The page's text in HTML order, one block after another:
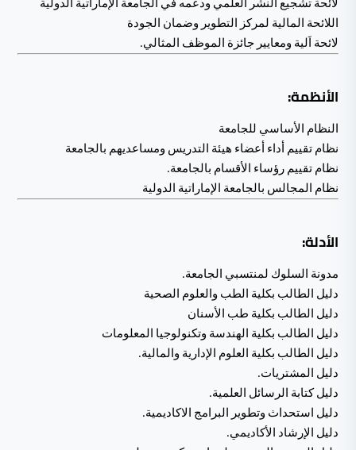
لائحة تشجيع النشر العلمي ودعمه في الجامعة الإماراتية الدولية
اللائحة المالية لمركز التطوير وضمان الجودة
لائحة اَلية ومعايير جائزة الموظف المثالي.
الأنظمة:
النظام الأساسي للجامعة
نظام تقييم أداء أعضاء هيئة التدريس ومساعديهم بالجامعة
نظام تقييم رؤساء الأقسام بالجامعة.
نظام المجالس بالجامعة الإماراتية الدولية
الأدلة:
مدونة السلوك لمنتسبي الجامعة.
دليل الطالب بكلية الطب والعلوم الصحية
دليل الطالب بكلية طب الأسنان
دليل الطالب بكلية الهندسة وتكنولوجيا المعلومات
دليل الطالب بكلية العلوم الإدارية والمالية.
دليل المشتريات.
دليل كتابة الرسائل العلمية.
دليل استحداث وتطوير البرامج الاكاديمية.
دليل الإرشاد الأكاديمي.